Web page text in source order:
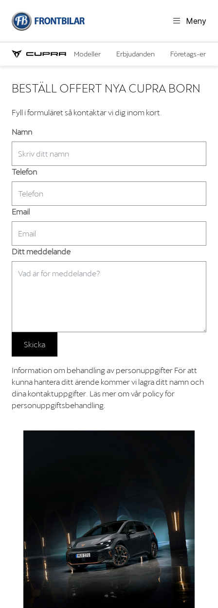
Meny
Modeller Erbjudanden Företags-
BESTÄLL OFFERT NYA CUPRA BORN
Fyll i formuläret så kontaktar vi dig inom kort.
Namn
Telefon
Email
Ditt meddelande
Skicka
Information om behandling av personuppgifter För att
kunna hantera ditt ärende kommer vi lagra ditt namn och
dina kontaktuppgifter. Läs mer om vår policy för
personuppgiftsbehandling.